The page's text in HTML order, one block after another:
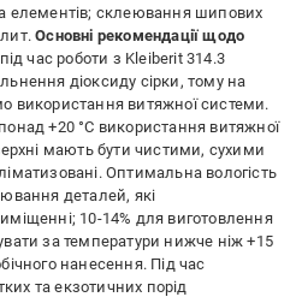
елементів; склеювання шипових
Основні рекомендації щодо
під час роботи з Kleiberit 314.3
діоксиду сірки, тому на
використання витяжної системи.
+20 °C використання витяжної
мають бути чистими, сухими
Оптимальна вологість
деталей, які
10-14% для виготовлення
за температури нижче ніж +15
нанесення. Під час
та екзотичних порід